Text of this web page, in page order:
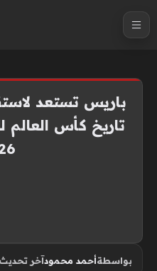
باريس تستعد
تاريخ كأس العالم
بواسطةأحمد محمودآخر تحديث